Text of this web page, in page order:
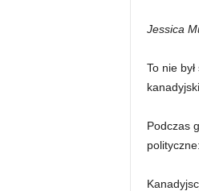
Jessica
To nie
Podczas